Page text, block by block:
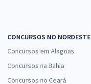
CONCURSOS NO NORDESTE
Concursos em Alagoas
Concursos na Bahia
Concursos no Ceará